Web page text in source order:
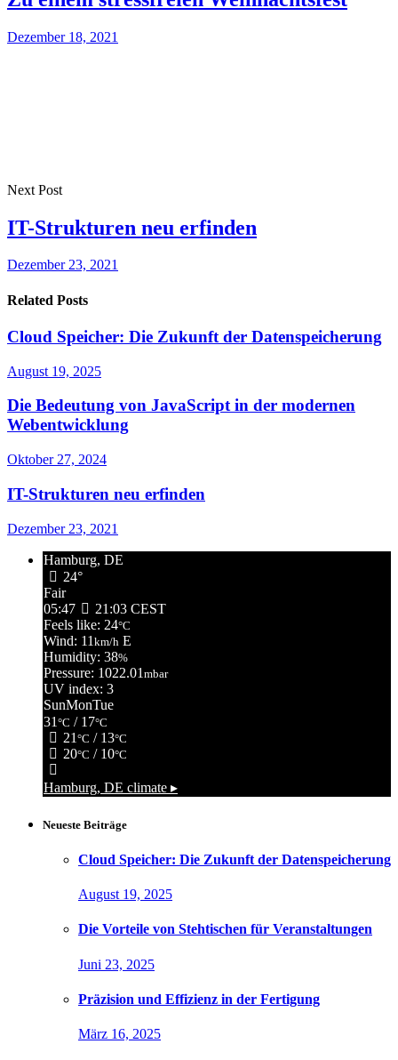
Dezember 18, 2021
Next Post
IT-Strukturen neu erfinden
Dezember 23, 2021
Related Posts
Cloud Speicher: Die Zukunft der Datenspeicherung
August 19, 2025
Die Bedeutung von JavaScript in der modernen
Webentwicklung
Oktober 27, 2024
IT-Strukturen neu erfinden
Dezember 23, 2021
Hamburg, DE
24°
Fair
05:47
21:03 CEST
Feels like: 24°C
Wind: 11 km/h E
Humidity: 38%
Pressure: 1022.01 mbar
UV index: 3
SunMonTue
31 °C / 17°C
21°C / 13°C
20°C / 10°C
Hamburg, DE climate ▸
Neueste Beiträge
Cloud Speicher: Die Zukunft der Datenspeicherung
August 19, 2025
Die Vorteile von Stehtischen für Veranstaltungen
Juni 23, 2025
Präzision und Effizienz in der Fertigung
März 16, 2025